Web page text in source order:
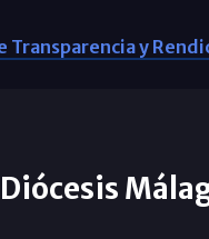
Transparencia y
Diócesis